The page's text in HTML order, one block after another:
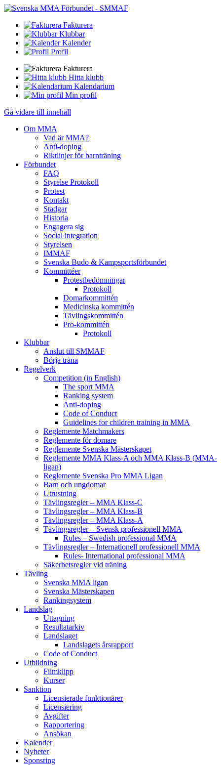
Fakturera
Klubbar
Kalender
Profil
Fakturera
Hitta klubb
Kalendarium
Min profil
Gå vidare till innehåll
Om MMA
Vad är MMA?
Anti-doping
Riktlinjer för barnträning
Förbundet
FAQ
Styrelse Protokoll
Protest
Kontakt
Stadgar
Historia
Engagera sig
Social integration
Styrelsen
IMMAF
Svenska Budo & Kampsportsförbundet
Kommittéer
Protestbedömningar
Protokoll
Domarkommittén
Medicinska kommittén
Tävlingskommittén
Pro-kommittén
Protokoll
Klubbar
Anslut till SMMAF
Börja träna
Regelverk
Competition (in English)
The sport MMA
Ranking system
Anti-doping
Code of Conduct
Guidelines for children training in MMA
Reglemente Matchmakers
Reglemente för domare
Reglemente Svenska Mästerskapet
Reglemente MMA Klass-A och MMA Klass-B (MMA-
ligan)
Reglemente Svenska Pro MMA Ligan
Barn och ungdomar
Utrustning
Tävlingsregler – MMA Klass-C
Tävlingsregler – MMA Klass-B
Tävlingsregler – MMA Klass-A
Tävlingsregler – Svensk professionell MMA
Rules – Swedish professional MMA
Tävlingsregler – Internationell professionell MMA
Rules- International professional MMA
Säkerhetsregler vid träning
Tävling
Svenska MMA ligan
Svenska Mästerskapen
Rankingsystem
Landslag
Uttagning
Resultatarkiv
Landslaget
Landslagets årsrapport
Code of Conduct
Utbildning
Filmklipp
Kurser
Sanktion
Licensierade funktionärer
Licensiering
Avgifter
Rapportering
Ansökan
Kalender
Nyheter
Sponsring